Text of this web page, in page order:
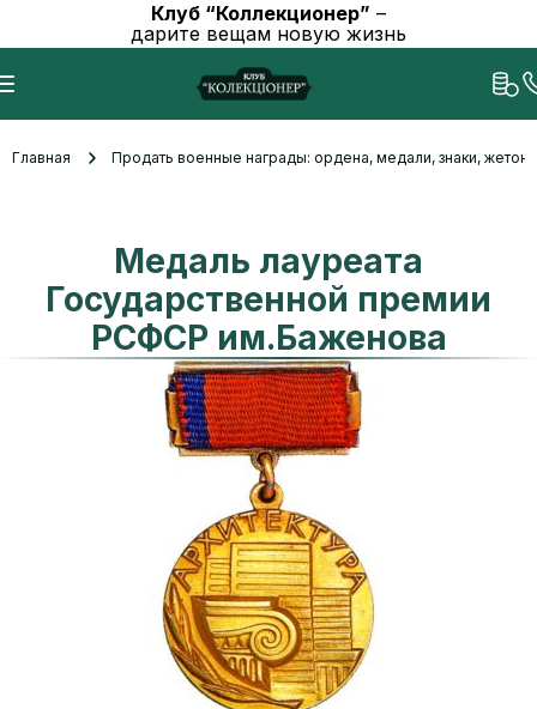
Клуб “Коллекционер” –
дарите вещам новую жизнь
Главная Продать военные награды: ордена, медали, знаки,
Медаль лауреата
Государственной премии
РСФСР им.Баженова